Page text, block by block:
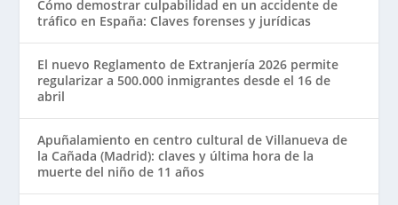
Cómo demostrar culpabilidad en un accidente de
tráfico en España: Claves forenses y jurídicas
El nuevo Reglamento de Extranjería 2026 permite
regularizar a 500.000 inmigrantes desde el 16 de
abril
Apuñalamiento en centro cultural de Villanueva de
la Cañada (Madrid): claves y última hora de la
muerte del niño de 11 años